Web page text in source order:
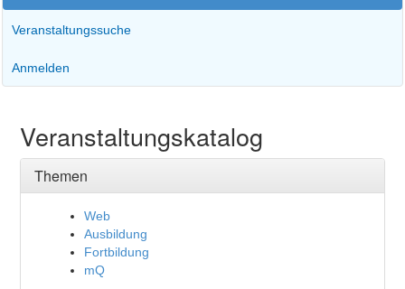
Veranstaltungssuche
Anmelden
Veranstaltungskatalog
Themen
Web
Ausbildung
Fortbildung
mQ